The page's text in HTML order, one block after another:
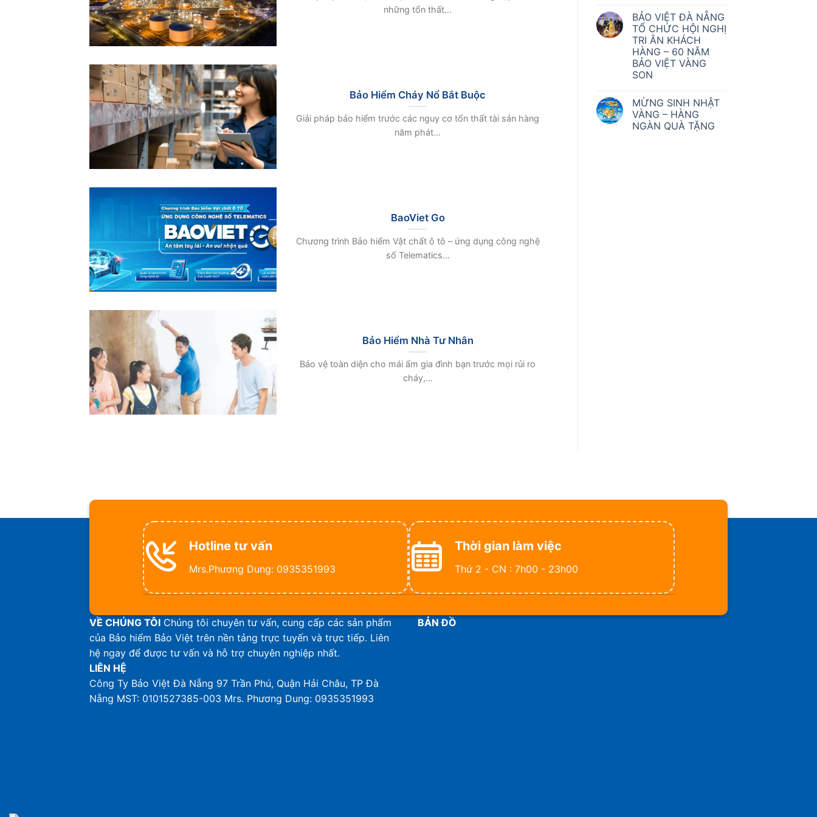
những tổn thất...
Bảo Hiểm Cháy Nổ Bắt Buộc
Giải pháp bảo hiểm trước các nguy cơ tổn thất tài sản hàng
năm phát...
BaoViet Go
Chương trình Bảo hiểm Vật chất ô tô – ứng dụng công nghệ
số Telematics...
Bảo Hiểm Nhà Tư Nhân
Bảo vệ toàn diện cho mái ấm gia đình bạn trước mọi rủi ro
cháy,...
BẢO VIỆT ĐÀ NẴNG
TỔ CHỨC HỘI NGHỊ
TRI ÂN KHÁCH
HÀNG – 60 NĂM
BẢO VIỆT VÀNG
SON
MỪNG SINH NHẬT
VÀNG – HÀNG
NGÀN QUÀ TẶNG
Hotline tư vấn
Mrs.Phương Dung: 0935351993
Thời gian làm việc
Thứ 2 - CN : 7h00 - 23h00
VỀ CHÚNG TÔI Chúng tôi chuyên tư vấn, cung cấp các sản phẩm
của Bảo hiểm Bảo Việt trên nền tảng trực tuyến và trực tiếp. Liên
hệ ngay để được tư vấn và hỗ trợ chuyên nghiệp nhất.
LIÊN HỆ
Công Ty Bảo Việt Đà Nẵng 97 Trần Phú, Quận Hải Châu, TP Đà
Nẵng MST: 0101527385-003 Mrs. Phương Dung: 0935351993
BẢN ĐỒ